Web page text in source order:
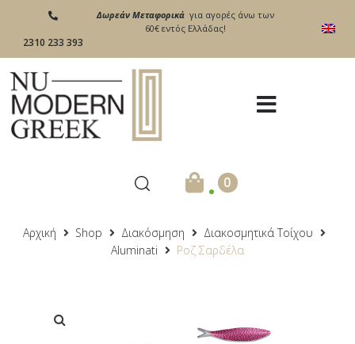
2310 233 393
Δωρεάν Μεταφορικά για αγορές άνω των
60€ εντός Ελλάδας!
. 0
Αρχική Shop Διακόσμηση
Διακοσμητικά Τοίχου
Aluminati
Ροζ Σαρδέλα